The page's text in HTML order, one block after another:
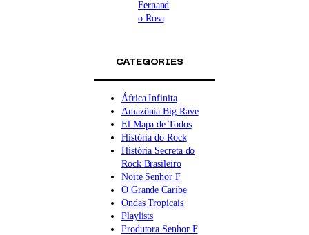
Fernand
o Rosa
CATEGORIES
África Infinita
Amazônia Big Rave
El Mapa de Todos
História do Rock
História Secreta do
Rock Brasileiro
Noite Senhor F
O Grande Caribe
Ondas Tropicais
Playlists
Produtora Senhor F